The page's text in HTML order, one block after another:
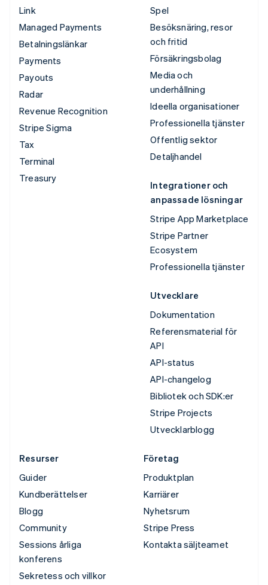
Link
Managed Payments
Betalningslänkar
Payments
Payouts
Radar
Revenue Recognition
Stripe Sigma
Tax
Terminal
Treasury
Spel
Besöksnäring, resor
och fritid
Försäkringsbolag
Media och
underhållning
Ideella organisationer
Professionella tjänster
Offentlig sektor
Detaljhandel
Integrationer och
anpassade lösningar
Stripe App Marketplace
Stripe Partner
Ecosystem
Professionella tjänster
Utvecklare
Dokumentation
Referensmaterial för
API
API-status
API-changelog
Bibliotek och SDK:er
Stripe Projects
Utvecklarblogg
Resurser
Guider
Kundberättelser
Blogg
Community
Sessions årliga
konferens
Sekretess och villkor
Företag
Produktplan
Karriärer
Nyhetsrum
Stripe Press
Kontakta säljteamet